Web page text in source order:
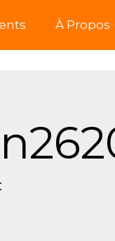
À Propos